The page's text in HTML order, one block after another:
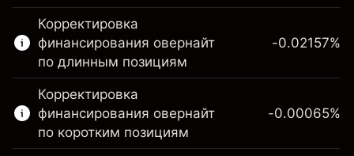
Этот финансовый рынок доступен для
торговли CFD.
Подробнее о:
CFD
Корректировка
финансирования овернайт
по длинным позициям
-0.02157%
Корректировка
финансирования овернайт
по коротким позициям
-0.00065%